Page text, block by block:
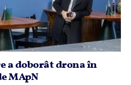
a doborât drona în
MApN